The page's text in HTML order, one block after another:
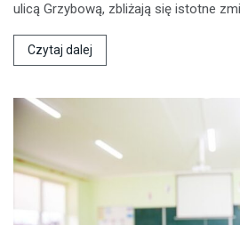
ulicą Grzybową, zbliżają się istotne
Czytaj dalej